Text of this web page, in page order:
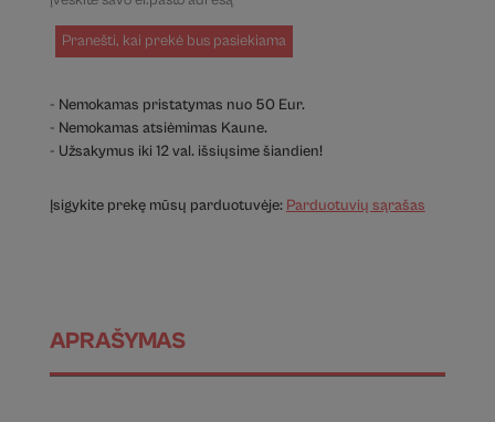
Pranešti, kai prekė bus pasiekiama
- Nemokamas pristatymas nuo 50 Eur.
- Nemokamas atsiėmimas Kaune.
- Užsakymus iki 12 val. išsiųsime šiandien!
Įsigykite prekę mūsų parduotuvėje: Parduotuvių sąrašas
APRAŠYMAS